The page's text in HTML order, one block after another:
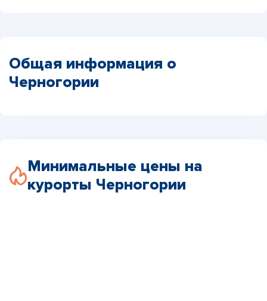
Общая информация о
Черногории
Минимальные цены на
курорты Черногории